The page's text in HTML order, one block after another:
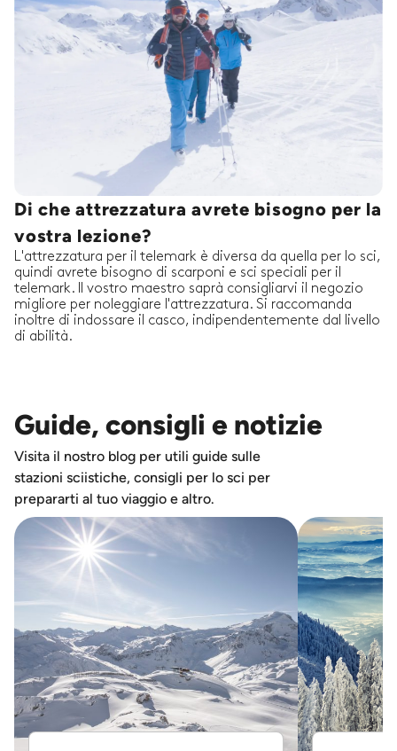
Di che attrezzatura avrete bisogno per la
vostra lezione?
L'attrezzatura per il telemark è diversa da quella per lo sci,
quindi avrete bisogno di scarponi e sci speciali per il
telemark. Il vostro maestro saprà consigliarvi il negozio
migliore per noleggiare l'attrezzatura. Si raccomanda
inoltre di indossare il casco, indipendentemente dal livello
di abilità.
Guide, consigli e notizie
Visita il nostro blog per utili guide sulle
stazioni sciistiche, consigli per lo sci per
prepararti al tuo viaggio e altro.